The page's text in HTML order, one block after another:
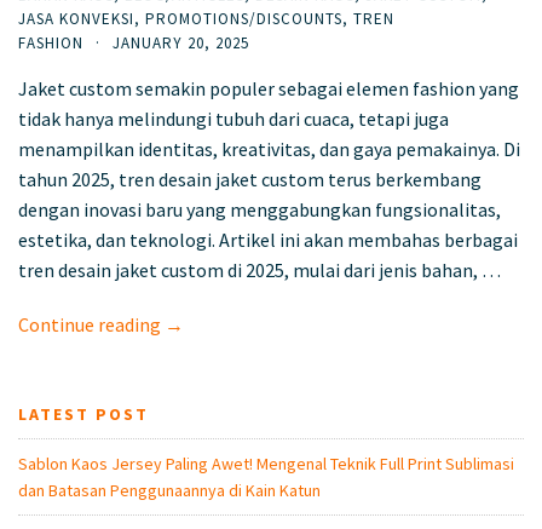
JASA KONVEKSI, PROMOTIONS/DISCOUNTS, TREN
FASHION
· JANUARY 20, 2025
Jaket custom semakin populer sebagai elemen fashion yang
tidak hanya melindungi tubuh dari cuaca, tetapi juga
menampilkan identitas, kreativitas, dan gaya pemakainya. Di
tahun 2025, tren desain jaket custom terus berkembang
dengan inovasi baru yang menggabungkan fungsionalitas,
estetika, dan teknologi. Artikel ini akan membahas berbagai
tren desain jaket custom di 2025, mulai dari jenis bahan, …
Continue reading →
LATEST POST
Sablon Kaos Jersey Paling Awet! Mengenal Teknik Full Print Sublimasi
dan Batasan Penggunaannya di Kain Katun